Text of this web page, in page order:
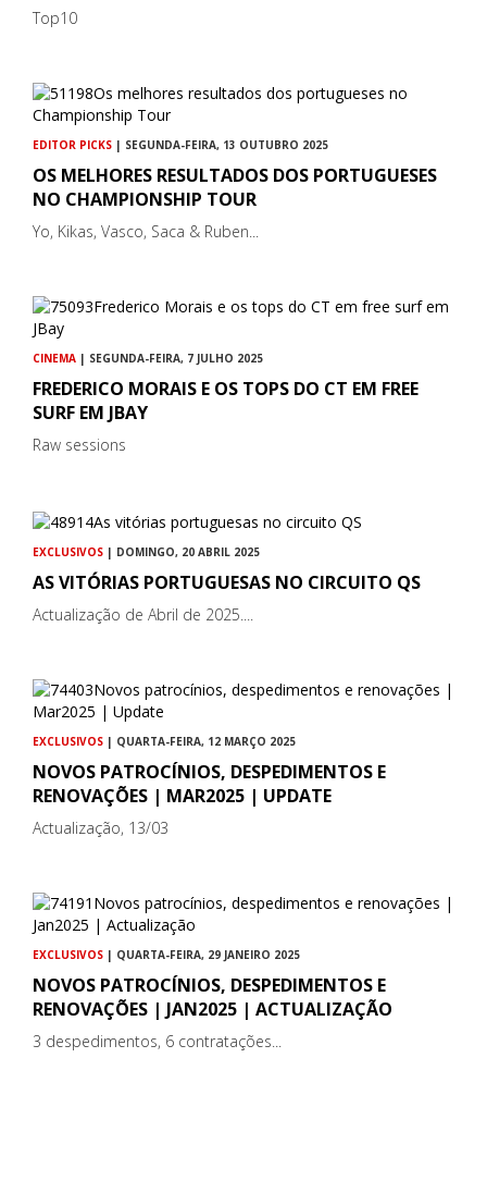
Top10
EDITOR PICKS | SEGUNDA-FEIRA, 13 OUTUBRO 2025
OS MELHORES RESULTADOS DOS PORTUGUESES
NO CHAMPIONSHIP TOUR
Yo, Kikas, Vasco, Saca & Ruben...
CINEMA | SEGUNDA-FEIRA, 7 JULHO 2025
FREDERICO MORAIS E OS TOPS DO CT EM FREE
SURF EM JBAY
Raw sessions
EXCLUSIVOS | DOMINGO, 20 ABRIL 2025
AS VITÓRIAS PORTUGUESAS NO CIRCUITO QS
Actualização de Abril de 2025....
EXCLUSIVOS | QUARTA-FEIRA, 12 MARÇO 2025
NOVOS PATROCÍNIOS, DESPEDIMENTOS E
RENOVAÇÕES | MAR2025 | UPDATE
Actualização, 13/03
EXCLUSIVOS | QUARTA-FEIRA, 29 JANEIRO 2025
NOVOS PATROCÍNIOS, DESPEDIMENTOS E
RENOVAÇÕES | JAN2025 | ACTUALIZAÇÃO
3 despedimentos, 6 contratações...